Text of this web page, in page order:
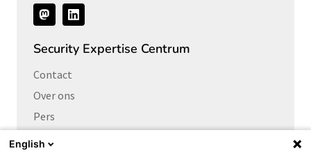
Volg
ons
Security Expertise Centrum
Contact
Over ons
Pers
Vacatures
English